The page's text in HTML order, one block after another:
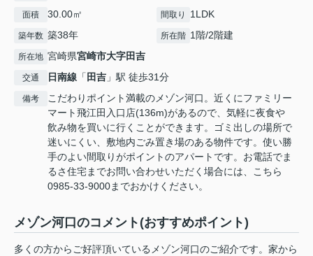
面積 30.00㎡ 間取り 1LDK
築年数 築38年 所在階 1階/2階建
所在地 宮崎県宮崎市大字田吉
交通 日南線 「 田吉 」駅 徒歩31分
備考
こだわりポイント満載のメゾン河口。近くにファミリー
マート飛江田入口店(136m)があるので、気軽に夜食や
飲み物を買いに行くことができます。ゴミ出しの場所で
迷いにくい、敷地内ごみ置き場のある物件です。使い勝
手のよい間取りがポイントのアパートです。お電話でま
るさ住宅までお問い合わせいただく場合には、こちら
0985-33-9000までおかけください。
メゾン河口のコメント(おすすめポイント)
多くの方からご好評頂いているメゾン河口のご紹介です。家から